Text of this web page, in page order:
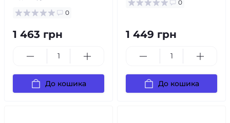
0
1 463 грн
До кошика
0
1 449 грн
До кошика